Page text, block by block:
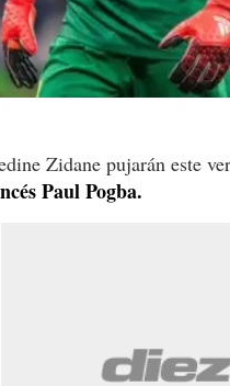
Zidane pujarán este
Paul Pogba.